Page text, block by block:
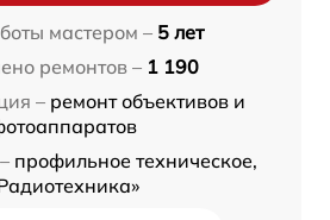
мастером – 5 лет
ремонтов – 1 190
– ремонт объективов и
профильное техническое,